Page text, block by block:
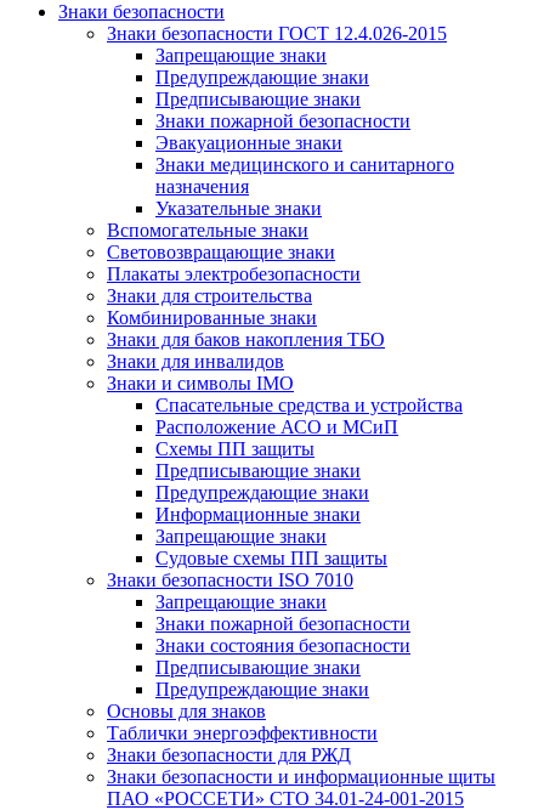
Знаки безопасности
Знаки безопасности ГОСТ 12.4.026-2015
Запрещающие знаки
Предупреждающие знаки
Предписывающие знаки
Знаки пожарной безопасности
Эвакуационные знаки
Знаки медицинского и санитарного
назначения
Указательные знаки
Вспомогательные знаки
Световозвращающие знаки
Плакаты электробезопасности
Знаки для строительства
Комбинированные знаки
Знаки для баков накопления ТБО
Знаки для инвалидов
Знаки и символы IMO
Спасательные средства и устройства
Расположение АСО и МСиП
Схемы ПП защиты
Предписывающие знаки
Предупреждающие знаки
Информационные знаки
Запрещающие знаки
Судовые схемы ПП защиты
Знаки безопасности ISO 7010
Запрещающие знаки
Знаки пожарной безопасности
Знаки состояния безопасности
Предписывающие знаки
Предупреждающие знаки
Основы для знаков
Таблички энергоэффективности
Знаки безопасности для РЖД
Знаки безопасности и информационные щиты
ПАО «РОССЕТИ» СТО 34.01-24-001-2015